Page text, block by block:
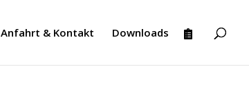
Anfahrt & Kontakt Downloads